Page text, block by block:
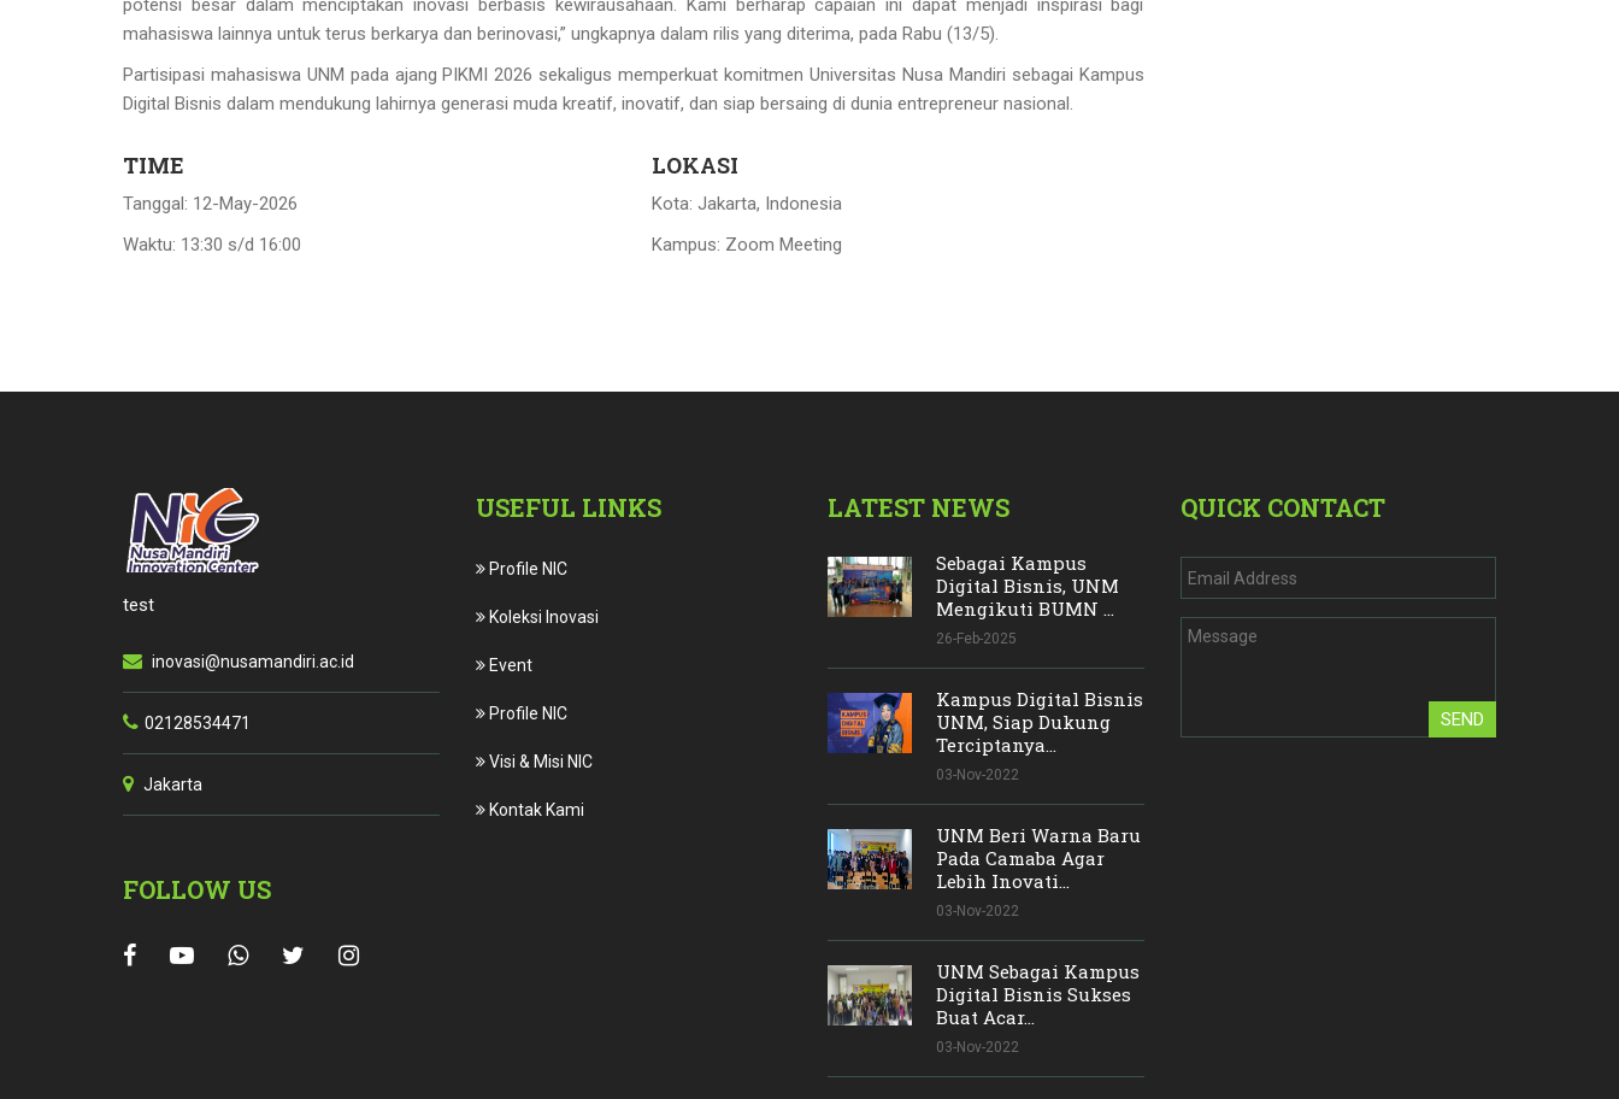
potensi besar dalam menciptakan inovasi berbasis kewirausahaan. Kami berharap capaian ini dapat menjadi inspirasi bagi
mahasiswa lainnya untuk terus berkarya dan berinovasi,” ungkapnya dalam rilis yang diterima, pada Rabu (13/5).
Partisipasi mahasiswa UNM pada ajang PIKMI 2026 sekaligus memperkuat komitmen Universitas Nusa Mandiri sebagai Kampus
Digital Bisnis dalam mendukung lahirnya generasi muda kreatif, inovatif, dan siap bersaing di dunia entrepreneur nasional.
TIME
Tanggal: 12-May-2026
Waktu: 13:30 s/d 16:00
LOKASI
Kota: Jakarta, Indonesia
Kampus: Zoom Meeting
test
inovasi@nusamandiri.ac.id
02128534471
Jakarta
FOLLOW US
USEFUL LINKS
Profile NIC
Koleksi Inovasi
Event
Profile NIC
Visi & Misi NIC
Kontak Kami
LATEST NEWS
Sebagai Kampus
Digital Bisnis, UNM
Mengikuti BUMN ...
26-Feb-2025
Kampus Digital Bisnis
UNM, Siap Dukung
Terciptanya...
03-Nov-2022
UNM Beri Warna Baru
Pada Camaba Agar
Lebih Inovati...
03-Nov-2022
UNM Sebagai Kampus
Digital Bisnis Sukses
Buat Acar...
03-Nov-2022
QUICK CONTACT
SEND